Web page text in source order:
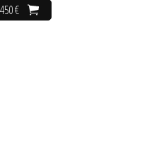
450 €